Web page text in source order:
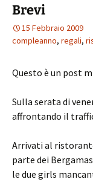
Brevi
15 Febbraio 2009
compleanno, regali,
Questo è un post
Sulla serata di
affrontando il
Arrivati al
parte dei
le due girls